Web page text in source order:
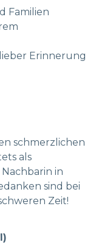
Familien
Erinnerung
schmerzlichen
als
in
sind bei
Zeit!